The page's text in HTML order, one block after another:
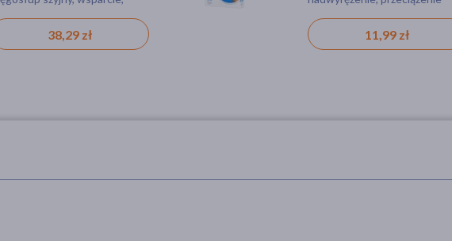
38,29 zł 11,99 zł